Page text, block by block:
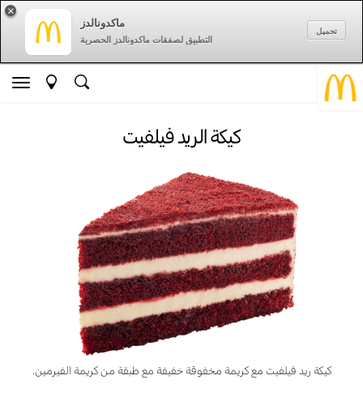
ماكدونالدز
التطبيق لصفقات ماكدونالدز الحصرية
تحميل
×
كيكة الريد فيلفيت
كيكة ريد فيلفيت مع كريمة مخفوقة خفيفة مع طبقة من كريمة الفيرمين.